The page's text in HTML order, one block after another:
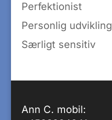
Perfektionist
Personlig udvikling
Særligt sensitiv
Ann C. mobil: